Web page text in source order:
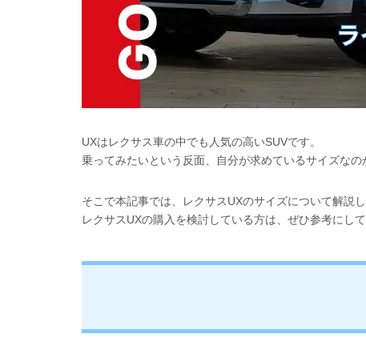
UXはレクサス車の中でも人気の高いSUVです。
乗ってみたいという反面、自分が求めているサイズな
そこで本記事では、レクサスUXのサイズについて解説し
レクサスUXの購入を検討している方は、ぜひ参考にして